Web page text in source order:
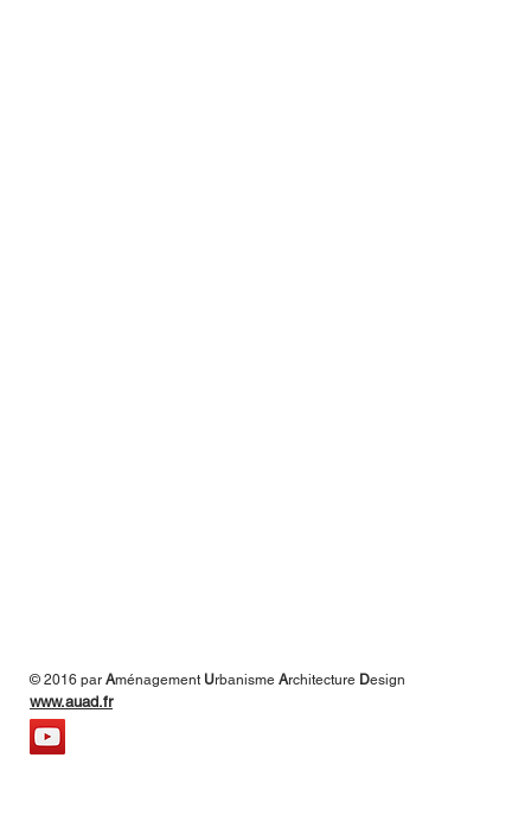
© 2016 par Aménagement Urbanisme Architecture Design
www.auad.fr